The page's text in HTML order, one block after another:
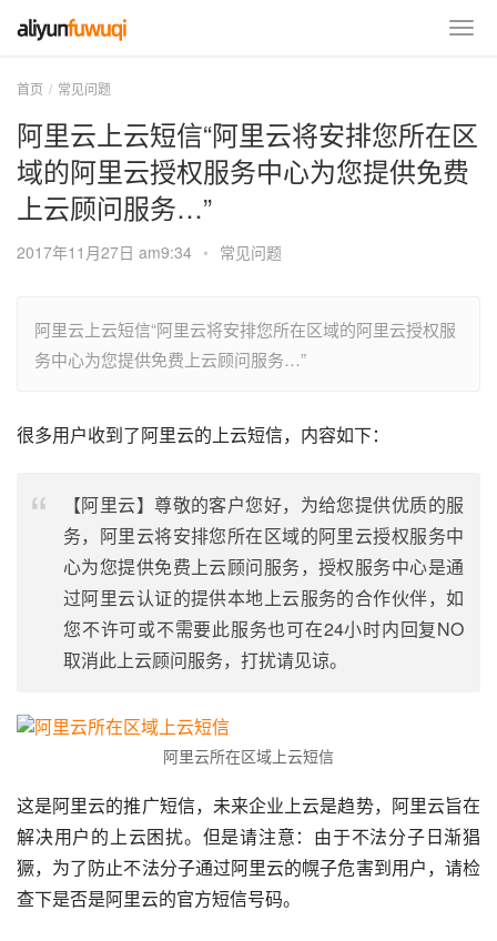
首页 常见问题
阿里云上云短信“阿里云将安排您所在区
域的阿里云授权服务中心为您提供免费
上云顾问服务…”
2017年11月27日 am9:34 • 常见问题
阿里云上云短信“阿里云将安排您所在区域的阿里云授权服
务中心为您提供免费上云顾问服务…”
很多用户收到了阿里云的上云短信，内容如下：
【阿里云】尊敬的客户您好，为给您提供优质的服
务，阿里云将安排您所在区域的阿里云授权服务中
心为您提供免费上云顾问服务，授权服务中心是通
过阿里云认证的提供本地上云服务的合作伙伴，如
您不许可或不需要此服务也可在24小时内回复NO
取消此上云顾问服务，打扰请见谅。
阿里云所在区域上云短信
这是阿里云的推广短信，未来企业上云是趋势，阿里云旨在
解决用户的上云困扰。但是请注意：由于不法分子日渐猖
獗，为了防止不法分子通过阿里云的幌子危害到用户，请检
查下是否是阿里云的官方短信号码。